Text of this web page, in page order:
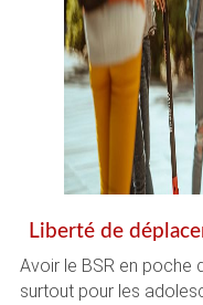
Liberté de
Avoir le BSR en poche
surtout pour les